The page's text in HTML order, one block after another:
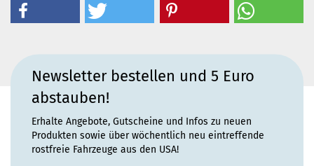
Newsletter bestellen und 5 Euro
abstauben!
Erhalte Angebote, Gutscheine und Infos zu neuen
Produkten sowie über wöchentlich neu eintreffende
rostfreie Fahrzeuge aus den USA!